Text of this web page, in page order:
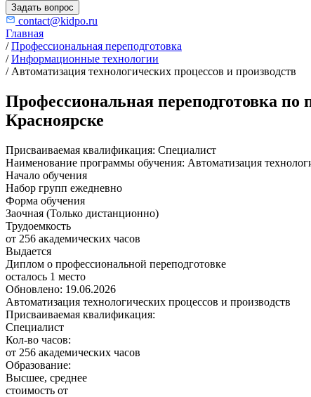
Задать вопрос
contact@kidpo.ru
Главная
/ Профессиональная переподготовка
/ Информационные технологии
/ Автоматизация технологических процессов и производств
Профессиональная переподготовка по
Красноярске
Присваиваемая квалификация: Специалист
Наименование программы обучения: Автоматизация
Начало обучения
Набор групп ежедневно
Форма обучения
Заочная (Только дистанционно)
Трудоемкость
от 256 академических часов
Выдается
Диплом о профессиональной переподготовке
осталось 1 место
Обновлено: 19.06.2026
Автоматизация технологических процессов и производств
Присваиваемая квалификация:
Специалист
Кол-во часов:
от 256 академических часов
Образование:
Высшее, среднее
стоимость от